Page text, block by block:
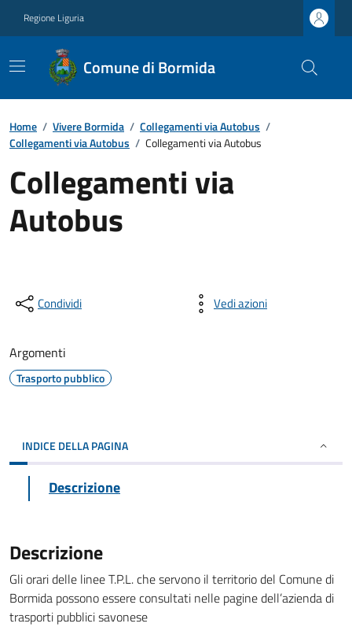
Regione Liguria
Comune di Bormida
Home / Vivere Bormida / Collegamenti via Autobus /
Collegamenti via Autobus / Collegamenti via Autobus
Collegamenti via
Autobus
Condividi Vedi azioni
Argomenti
Trasporto pubblico
INDICE DELLA PAGINA
Descrizione
Descrizione
Gli orari delle linee T.P.L. che servono il territorio del Comune di
Bormida possono essere consultati nelle pagine dell’azienda di
trasporti pubblici savonese